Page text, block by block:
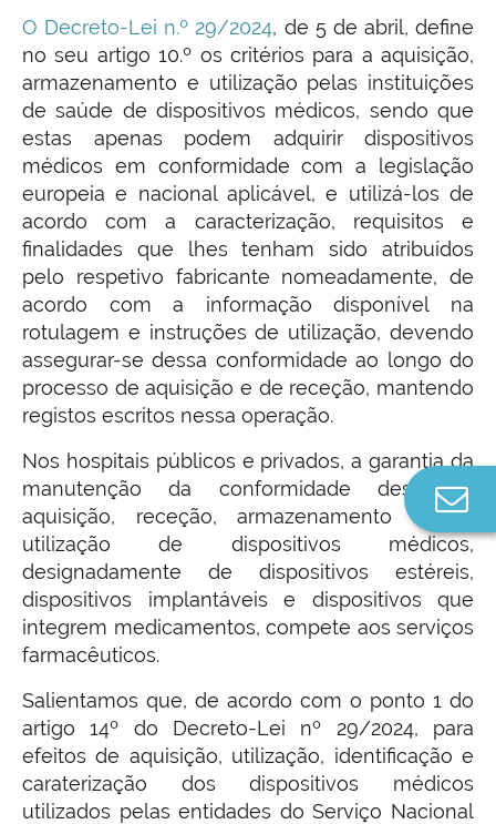
O Decreto-Lei n.º 29/2024, de 5 de abril, define
no seu artigo 10.º os critérios para a aquisição,
armazenamento e utilização pelas instituições
de saúde de dispositivos médicos, sendo que
estas apenas podem adquirir dispositivos
médicos em conformidade com a legislação
europeia e nacional aplicável, e utilizá-los de
acordo com a caracterização, requisitos e
finalidades que lhes tenham sido atribuídos
pelo respetivo fabricante nomeadamente, de
acordo com a informação disponível na
rotulagem e instruções de utilização, devendo
assegurar-se dessa conformidade ao longo do
processo de aquisição e de receção, mantendo
registos escritos nessa operação.
Nos hospitais públicos e privados, a garantia da
manutenção da conformidade desde a
aquisição, receção, armazenamento até à
utilização de dispositivos médicos,
designadamente de dispositivos estéreis,
dispositivos implantáveis e dispositivos que
integrem medicamentos, compete aos serviços
farmacêuticos.
Salientamos que, de acordo com o ponto 1 do
artigo 14º do Decreto-Lei nº 29/2024, para
efeitos de aquisição, utilização, identificação e
caraterização dos dispositivos médicos
utilizados pelas entidades do Serviço Nacional